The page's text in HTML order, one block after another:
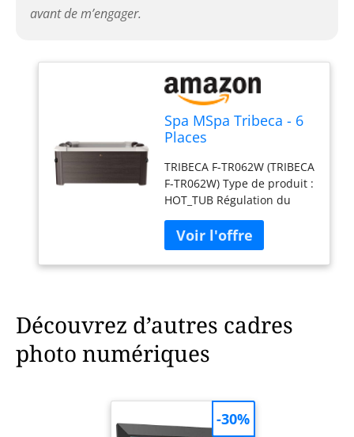
avant de m’engager.
Spa MSpa Tribeca - 6
Places
TRIBECA F-TR062W (TRIBECA
F-TR062W) Type de produit :
HOT_TUB Régulation du
vitesses) Puissance de l'air :
720 W. Vitesse de jet
variable Dimensions : 1,60
Découvrez d’autres cadres
photo numériques
-30%